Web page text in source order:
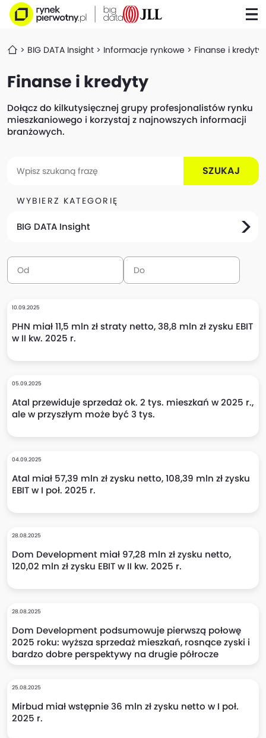
BIG DATA Insight Informacje rynkowe Finanse i kredyty
Finanse i kredyty
Dołącz do kilkutysięcznej grupy profesjonalistów rynku
mieszkaniowego i korzystaj z najnowszych informacji
branżowych.
SZUKAJ
WYBIERZ KATEGORIĘ
BIG DATA Insight
10.09.2025
PHN miał 11,5 mln zł straty netto, 38,8 mln zł zysku EBIT
w II kw. 2025 r.
05.09.2025
Atal przewiduje sprzedaż ok. 2 tys. mieszkań w 2025 r.,
ale w przyszłym może być 3 tys.
04.09.2025
Atal miał 57,39 mln zł zysku netto, 108,39 mln zł zysku
EBIT w I poł. 2025 r.
28.08.2025
Dom Development miał 97,28 mln zł zysku netto,
120,02 mln zł zysku EBIT w II kw. 2025 r.
28.08.2025
Dom Development podsumowuje pierwszą połowę
2025 roku: wyższa sprzedaż mieszkań, rosnące zyski i
bardzo dobre perspektywy na drugie półrocze
25.08.2025
Mirbud miał wstępnie 36 mln zł zysku netto w I poł.
2025 r.